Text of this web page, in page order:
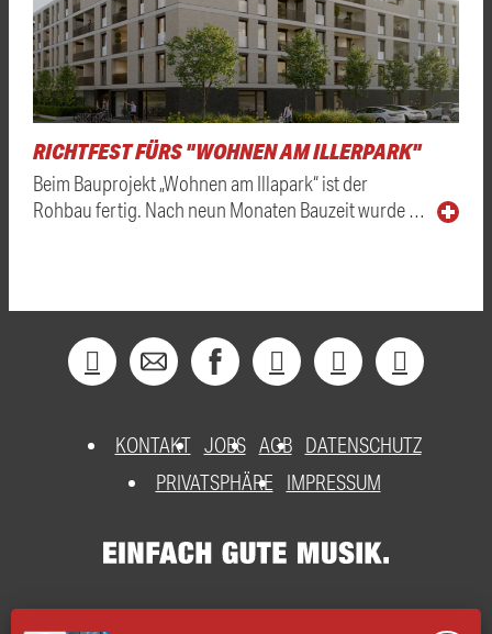
RICHTFEST FÜRS "WOHNEN AM ILLERPARK"
Beim Bauprojekt „Wohnen am Illapark“ ist der
Rohbau fertig. Nach neun Monaten Bauzeit wurde …
KONTAKT JOBS AGB DATENSCHUTZ
PRIVATSPHÄRE
IMPRESSUM